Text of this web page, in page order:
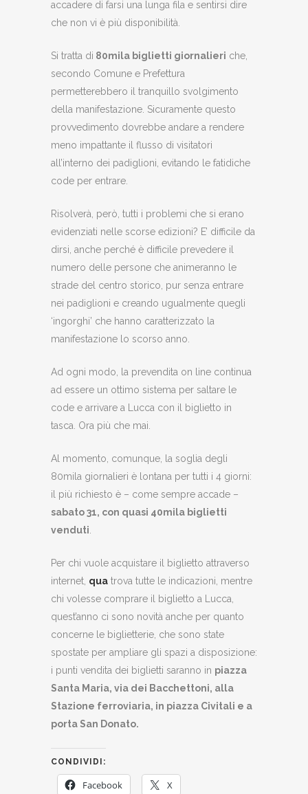
accadere di farsi una lunga fila e sentirsi dire
che non vi è più disponibilità.
Si tratta di 80mila biglietti giornalieri che,
secondo Comune e Prefettura
permetterebbero il tranquillo svolgimento
della manifestazione. Sicuramente questo
provvedimento dovrebbe andare a rendere
meno impattante il flusso di visitatori
all’interno dei padiglioni, evitando le fatidiche
code per entrare.
Risolverà, però, tutti i problemi che si erano
evidenziati nelle scorse edizioni? E’ difficile da
dirsi, anche perché è difficile prevedere il
numero delle persone che animeranno le
strade del centro storico, pur senza entrare
nei padiglioni e creando ugualmente quegli
‘ingorghi’ che hanno caratterizzato la
manifestazione lo scorso anno.
Ad ogni modo, la prevendita on line continua
ad essere un ottimo sistema per saltare le
code e arrivare a Lucca con il biglietto in
tasca. Ora più che mai.
Al momento, comunque, la soglia degli
80mila giornalieri è lontana per tutti i 4 giorni:
il più richiesto è – come sempre accade –
sabato 31, con quasi 40mila biglietti
venduti.
Per chi vuole acquistare il biglietto attraverso
internet, qua trova tutte le indicazioni, mentre
chi volesse comprare il biglietto a Lucca,
quest’anno ci sono novità anche per quanto
concerne le biglietterie, che sono state
spostate per ampliare gli spazi a disposizione:
i punti vendita dei biglietti saranno in piazza
Santa Maria, via dei Bacchettoni, alla
Stazione ferroviaria, in piazza Civitali e a
porta San Donato.
CONDIVIDI:
Facebook X